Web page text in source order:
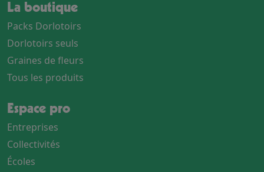
La boutique
Packs Dorlotoirs
Dorlotoirs seuls
Graines de fleurs
Tous les produits
Espace pro
Entreprises
Collectivités
Écoles